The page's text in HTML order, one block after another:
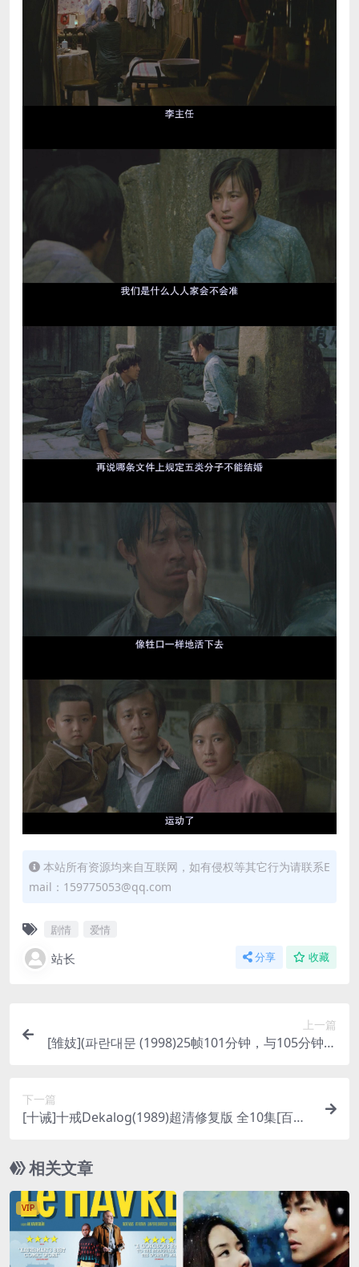
本站所有资源均来自互联网，如有侵权等其它行为请联系E
mail：159775053@qq.com
剧情 爱情
站长 分享 收藏
上一篇
[雏妓](파란대문 (1998)25帧101分钟，与105分钟版
压缩包（含解压密码）】
下一篇
[十诫]十戒Dekalog(1989)超清修复版 全10集[百度
0P][MP4/36GB][原声中字]
相关文章
VIP